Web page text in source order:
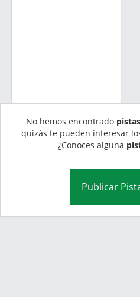
No hemos encontrado
quizás te pueden interesar
¿Conoces alguna
Publicar